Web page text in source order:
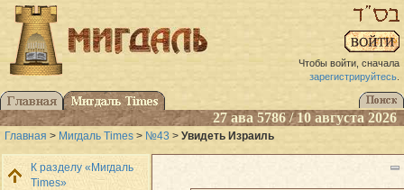
Чтобы войти, сначала
зарегистрируйтесь.
27 ава 5786 / 10 августа 2026
Главная > Мигдаль Times > №43 > Увидеть Израиль
К разделу «Мигдаль
Times»